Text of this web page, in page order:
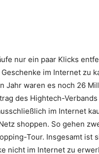
nur ein paar Klicks
im Internet zu
waren es noch 26
des Hightech-Verbands
im Internet
shoppen. So gehen
Tour. Insgesamt ist
nicht im Internet zu